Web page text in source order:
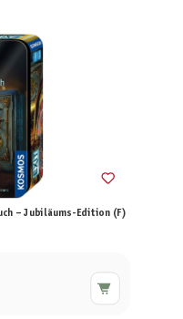
– Jubiläums-Edition (F)